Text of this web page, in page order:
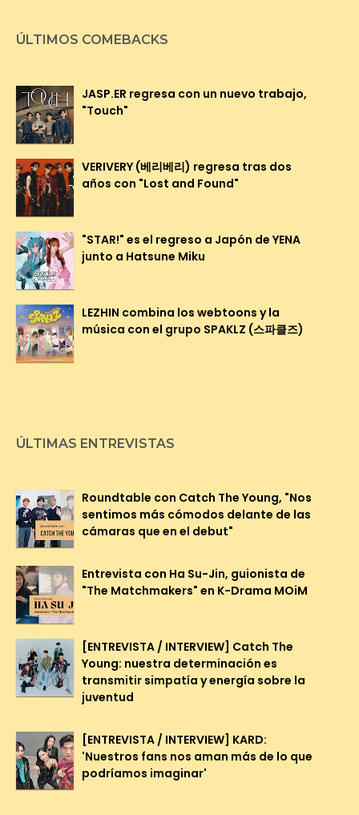
ÚLTIMOS COMEBACKS
JASP.ER regresa con un nuevo trabajo,
"Touch"
VERIVERY (베리베리) regresa tras dos
años con "Lost and Found"
"STAR!" es el regreso a Japón de YENA
junto a Hatsune Miku
LEZHIN combina los webtoons y la
música con el grupo SPAKLZ (스파클즈)
ÚLTIMAS ENTREVISTAS
Roundtable con Catch The Young, "Nos
sentimos más cómodos delante de las
cámaras que en el debut"
Entrevista con Ha Su-Jin, guionista de
"The Matchmakers" en K-Drama MOiM
[ENTREVISTA / INTERVIEW] Catch The
Young: nuestra determinación es
transmitir simpatía y energía sobre la
juventud
[ENTREVISTA / INTERVIEW] KARD:
'Nuestros fans nos aman más de lo que
podríamos imaginar'